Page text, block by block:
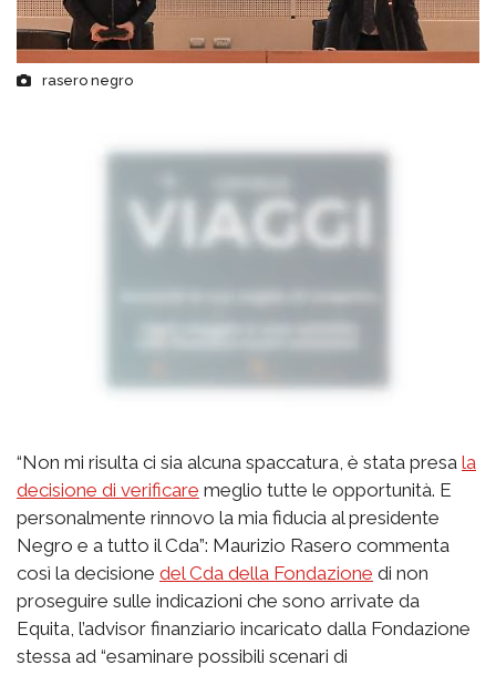
rasero negro
“Non mi risulta ci sia alcuna spaccatura, è stata presa la
decisione di verificare meglio tutte le opportunità. E
personalmente rinnovo la mia fiducia al presidente
Negro e a tutto il Cda”: Maurizio Rasero commenta
così la decisione del Cda della Fondazione di non
proseguire sulle indicazioni che sono arrivate da
Equita, l’advisor finanziario incaricato dalla Fondazione
stessa ad “esaminare possibili scenari di